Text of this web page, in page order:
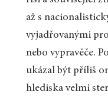
až s
vyjadřovanými
nebo vypravěče.
ukázal být příliš
hlediska velmi